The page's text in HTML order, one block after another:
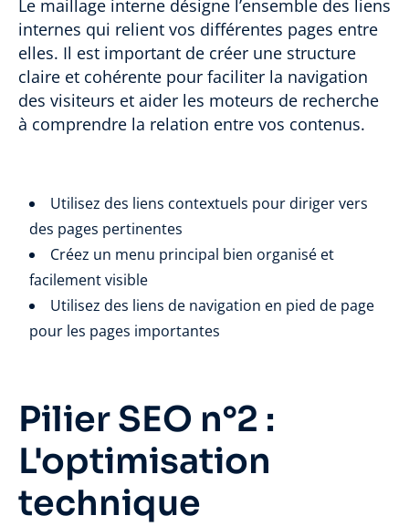
Le maillage interne désigne l’ensemble des liens
internes qui relient vos différentes pages entre
elles. Il est important de créer une structure
claire et cohérente pour faciliter la navigation
des visiteurs et aider les moteurs de recherche
à comprendre la relation entre vos contenus.
Utilisez des liens contextuels pour diriger vers
des pages pertinentes
Créez un menu principal bien organisé et
facilement visible
Utilisez des liens de navigation en pied de page
pour les pages importantes
Pilier SEO n°2 :
L'optimisation
technique